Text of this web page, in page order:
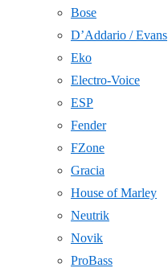
Bose
D’Addario / Evans
Eko
Electro-Voice
ESP
Fender
FZone
Gracia
House of Marley
Neutrik
Novik
ProBass